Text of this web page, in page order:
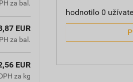
za bal.
EUR
za bal.
EUR
za kg
hodnotilo 0